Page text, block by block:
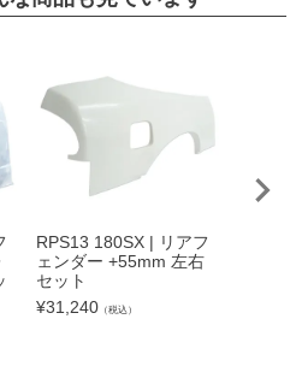
RPS13 180SX | リアフ
ェンダー +55mm 左右
セット
¥31,240 （税込）